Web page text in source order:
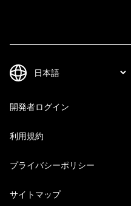
開発者ログイン
利用規約
プライバシーポリシー
サイトマップ